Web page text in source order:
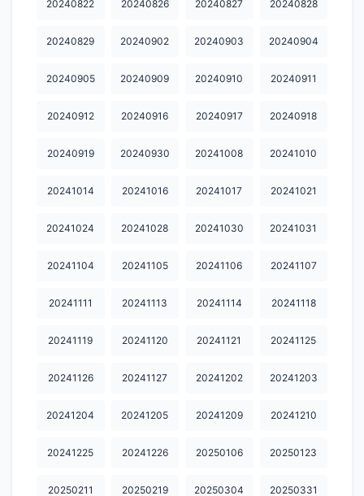
20251029 20251030 20251103 20251104 20251105
20251106 20251111 20251112 20251113 20251117
20251118 20251119 20251124 20251125 20251126
20240822 20240826 20240827 20240828
20240829 20240902 20240903 20240904
20240905 20240909 20240910 20240911
20240912 20240916 20240917 20240918
20240919 20240930 20241008 20241010
20241014 20241016 20241017 20241021
20241024 20241028 20241030 20241031
20241104 20241105 20241106 20241107
20241111 20241113 20241114 20241118
20241119 20241120 20241121 20241125
20241126 20241127 20241202 20241203
20241204 20241205 20241209 20241210
20241225 20241226 20250106 20250123
20250211 20250219 20250304 20250331